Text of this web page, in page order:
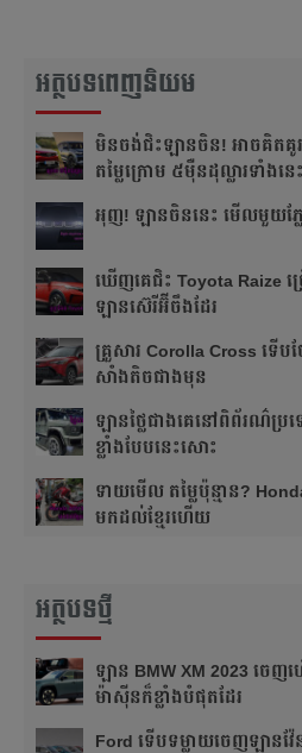
អត្ថបទពេញនិយម
មិនចង់ជិះឡានចិន! អាចគិតគូ
តម្លៃក្រោម ៥ម៉ឺនដុល្លារទាំងនេ
អុញ! ឡានចិន​នេះ មើលមួយភ្ល
ឃើញគេជិះ Toyota Raize ច្
ឡានស៊េរីអ៊ីចឹងដែរ
គ្រួសារ Corolla Cross ទើប
សាំងតិចជាងមុន
ឡាន​ថ្លៃជាងគេ​នៅ​ពិព័រណ៌ប្
ខ្លាំង​បែបនេះសោះ
ទាយមើល តម្លៃប៉ុន្មាន?
មកដល់ខ្មែរហើយ
អត្ថបទថ្មី
ឡាន BMW XM 2023 ចេញ
ម៉ាស៊ីនក៏ខ្លាំងបំផុតដែរ
Ford ទើបទម្លាយចេញឡានវ៉ែ